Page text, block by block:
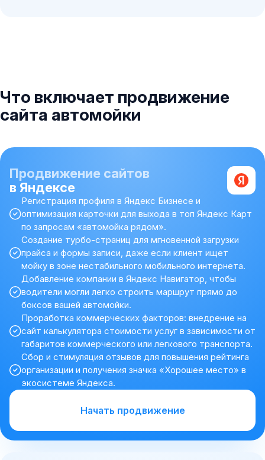
Что включает продвижение
сайта автомойки
Продвижение сайтов
в Яндексе
Регистрация профиля в Яндекс Бизнесе и
оптимизация карточки для выхода в топ Яндекс Карт
по запросам «автомойка рядом».
Создание турбо-страниц для мгновенной загрузки
прайса и формы записи, даже если клиент ищет
мойку в зоне нестабильного мобильного интернета.
Добавление компании в Яндекс Навигатор, чтобы
водители могли легко строить маршрут прямо до
боксов вашей автомойки.
Проработка коммерческих факторов: внедрение на
сайт калькулятора стоимости услуг в зависимости от
габаритов коммерческого или легкового транспорта.
Сбор и стимуляция отзывов для повышения рейтинга
организации и получения значка «Хорошее место» в
экосистеме Яндекса.
Начать продвижение